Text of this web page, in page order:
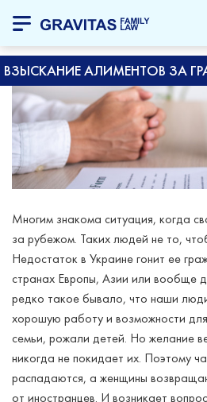
ВЗЫСКАНИЕ АЛИМЕНТОВ ЗА
Многим знакома ситуация, когда
за рубежом. Таких людей не то,
Недостаток в Украине гонит ее
странах Европы, Азии или вообще
редко такое бывало, что наши
хорошую работу и возможности
семьи, рожали детей. Но желание
никогда не покидает их. Поэтому
распадаются, а женщины
от иностранцев. И возникает